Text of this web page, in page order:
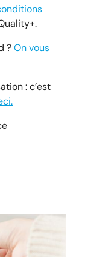
?On vous
: c’est